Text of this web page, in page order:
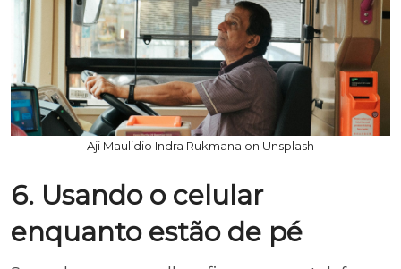
Aji Maulidio Indra Rukmana on Unsplash
6. Usando o celular
enquanto estão de pé